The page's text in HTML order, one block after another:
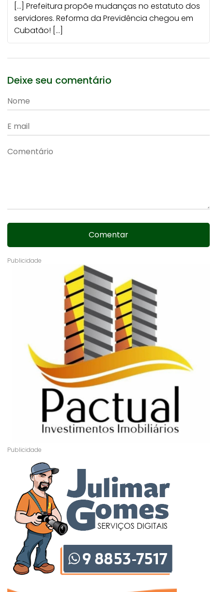
[…] Prefeitura propõe mudanças no estatuto dos
servidores. Reforma da Previdência chegou em
Cubatão! […]
Deixe seu comentário
Comentar